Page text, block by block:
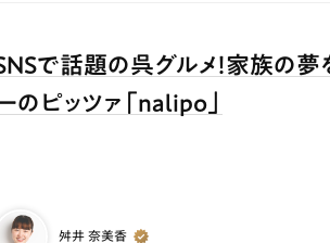
で話題の呉グルメ！家族の
のピッツァ「nalipo」
舛井 奈美香